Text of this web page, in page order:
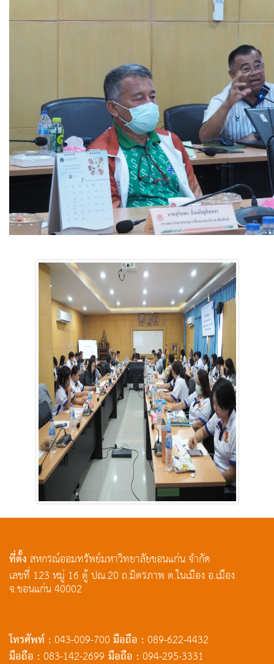
ที่ตั้งสหกรณ์ออมทรัพย์มหาวิทยาลัยขอนแก่น จำกัด
เลขที่ 123 หมู่ 16 ตู้ ปณ.20 ถ.มิตรภาพ ต.ในเมือง อ.เมือง
จ.ขอนแก่น 40002
โทรศัพท์ :043-009-700มือถือ :089-622-4432
มือถือ :083-142-2699 มือถือ :094-295-3331